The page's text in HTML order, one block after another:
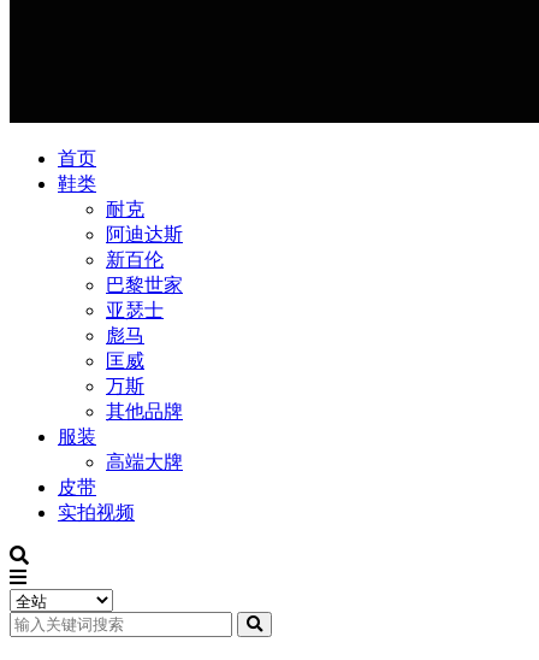
首页
鞋类
耐克
阿迪达斯
新百伦
巴黎世家
亚瑟士
彪马
匡威
万斯
其他品牌
服装
高端大牌
皮带
实拍视频